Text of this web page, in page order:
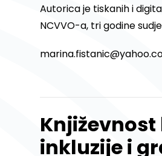
Autorica je tiskanih i
NCVVO-a, tri godine
inkluzije i